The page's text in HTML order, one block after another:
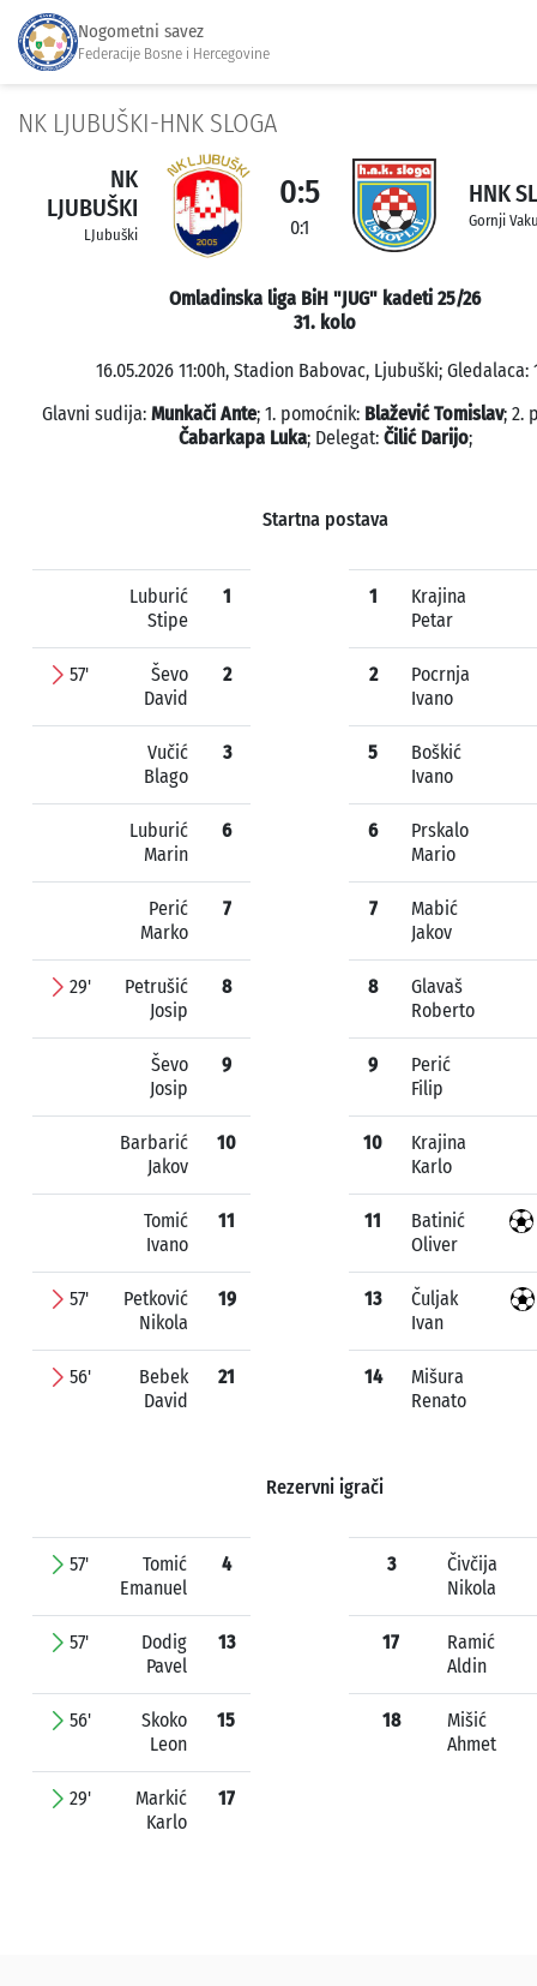
Nogometni savez
Federacije Bosne i Hercegovine
NK LJUBUŠKI-HNK SLOGA
NK
LJUBUŠKI
LJubuški
0:5
0:1
HNK
Gornji
Omladinska liga BiH "JUG" kadeti 25/26
31. kolo
16.05.2026 11:00h, Stadion Babovac, Ljubuški; Gledalaca:
Glavni sudija: Munkači Ante; 1. pomoćnik: Blažević Tomislav; 2.
Čabarkapa Luka; Delegat: Čilić Darijo;
Startna postava
Luburić
Stipe
1
57'
Ševo
David
2
Vučić
Blago
3
Luburić
Marin
6
Perić
Marko
7
29'
Petrušić
Josip
8
Ševo
Josip
9
Barbarić
Jakov
10
Tomić
Ivano
11
57'
Petković
Nikola
19
56'
Bebek
David
21
1
Krajina
Petar
2
Pocrnja
Ivano
5
Boškić
Ivano
6
Prskalo
Mario
7
Mabić
Jakov
8
Glavaš
Roberto
9
Perić
Filip
10
Krajina
Karlo
11
Batinić
Oliver
13
Čuljak
Ivan
14
Mišura
Renato
Rezervni igrači
57'
Tomić
Emanuel
4
57'
Dodig
Pavel
13
56'
Skoko
Leon
15
29'
Markić
Karlo
17
3
Čivčija
Nikola
17
Ramić
Aldin
18
Mišić
Ahmet